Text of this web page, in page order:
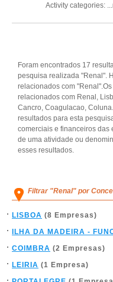
Activity categories: ...
Foram encontrados 17
pesquisa realizada "Renal".
relacionados com
relacionados com Renal,
Cancro, Coagulacao,
resultados para esta
comerciais e financeiros das
de uma atividade ou
esses resultados.
Filtrar "Renal" por
LISBOA (8 Empresas)
ILHA DA MADEIRA -
COIMBRA (2 Empresas)
LEIRIA (1 Empresa)